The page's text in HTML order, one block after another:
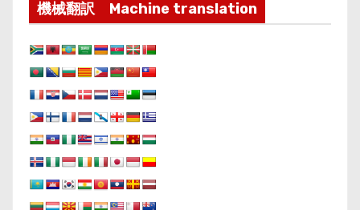
機械翻訳 Machine translation